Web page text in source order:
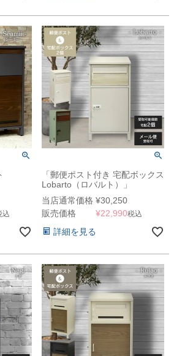
込
「郵便ポスト付き 宅配ボックス
Lobarto（ロバルト）」
当店通常価格 ¥30,250
販売価格
¥22,990税込
詳細を見る